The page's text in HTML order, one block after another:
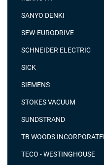
SANYO DENKI
SEW-EURODRIVE
SCHNEIDER ELECTRIC
SICK
SIEMENS
STOKES VACUUM
SUNDSTRAND
TB WOODS
TECO - WESTINGHOUSE